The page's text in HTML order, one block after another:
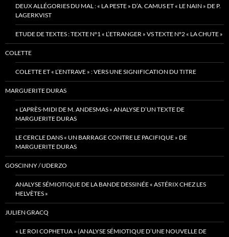
DEUX ALLÉGORIES DU MAL : « LA PESTE » D’A. CAMUS ET « LE NAIN » DE P.
LAGERKVIST
ETUDE DE TEXTES : TEXTE N°1 « L’ETRANGER » VS TEXTE N°2 « LA CHUTE »
COLETTE
COLETTE ET « L’ENTRAVE » : VERS UNE SIGNIFICATION DU TITRE
MARGUERITE DURAS
« L’APRÈS-MIDI DE M. ANDESMAS » ANALYSE D’UN TEXTE DE
MARGUERITE DURAS
LE CERCLE DANS « UN BARRAGE CONTRE LE PACIFIQUE » DE
MARGUERITE DURAS
GOSCINNY / UDERZO
ANALYSE SÉMIOTIQUE DE LA BANDE DESSINÉE « ASTÉRIX CHEZ LES
HELVÈTES »
JULIEN GRACQ
« LE ROI COPHETUA » (ANALYSE SÉMIOTIQUE D’UNE NOUVELLE DE